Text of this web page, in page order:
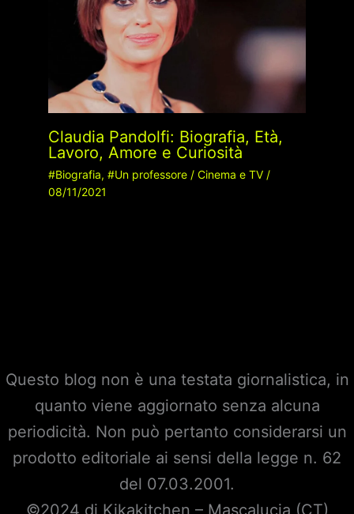
Claudia Pandolfi: Biografia, Età,
Lavoro, Amore e Curiosità
#Biografia, #Un professore/ Cinema e TV/
08/11/2021
Questo blog non è una testata giornalistica, in
quanto viene aggiornato senza alcuna
periodicità. Non può pertanto considerarsi un
prodotto editoriale ai sensi della legge n. 62
del 07.03.2001.
©2024 di Kikakitchen – Mascalucia (CT)